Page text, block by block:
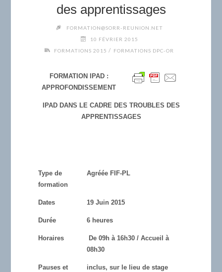
des apprentissages
FORMATION@SORR-REUNION.NET
10 FÉVRIER 2015
FORMATIONS 2015 / FORMATIONS DPC-OR
FORMATION IPAD :
APPROFONDISSEMENT
IPAD DANS LE CADRE DES TROUBLES DES
APPRENTISSAGES
Type de
formation
Agréée FIF-PL
Dates 19 Juin 2015
Durée 6 heures
Horaires
De 09h à 16h30 / Accueil à
08h30
Pauses et
inclus, sur le lieu de stage